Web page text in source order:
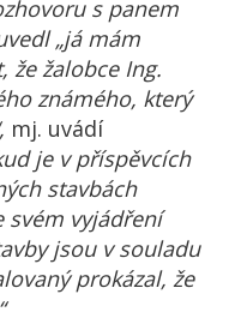
s panem
„já mám
že žalobce Ing.
známého, který
mj. uvádí
je v příspěvcích
stavbách
svém vyjádření
jsou v souladu
prokázal, že